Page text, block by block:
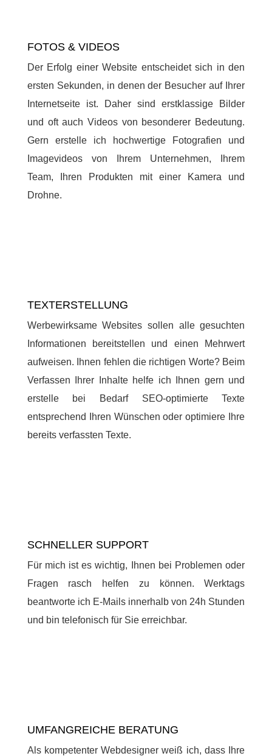
FOTOS & VIDEOS
Der Erfolg einer Website entscheidet sich in den
ersten Sekunden, in denen der Besucher auf Ihrer
Internetseite ist. Daher sind erstklassige Bilder
und oft auch Videos von besonderer Bedeutung.
Gern erstelle ich hochwertige Fotografien und
Imagevideos von Ihrem Unternehmen, Ihrem
Team, Ihren Produkten mit einer Kamera und
Drohne.
TEXTERSTELLUNG
Werbewirksame Websites sollen alle gesuchten
Informationen bereitstellen und einen Mehrwert
aufweisen. Ihnen fehlen die richtigen Worte? Beim
Verfassen Ihrer Inhalte helfe ich Ihnen gern und
erstelle bei Bedarf SEO-optimierte Texte
entsprechend Ihren Wünschen oder optimiere Ihre
bereits verfassten Texte.
SCHNELLER SUPPORT
Für mich ist es wichtig, Ihnen bei Problemen oder
Fragen rasch helfen zu können. Werktags
beantworte ich E-Mails innerhalb von 24h Stunden
und bin telefonisch für Sie erreichbar.
UMFANGREICHE BERATUNG
Als kompetenter Webdesigner weiß ich, dass Ihre